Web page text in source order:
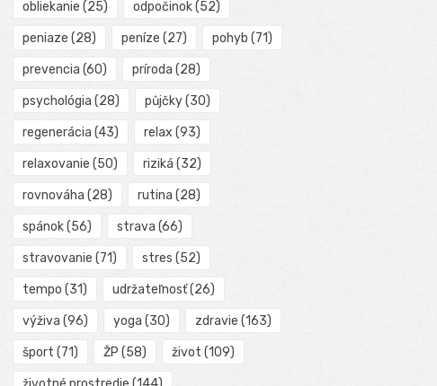
obliekanie (25) odpočinok(52)
peniaze (28) peníze (27) pohyb (71)
prevencia (60) príroda (28)
psychológia (28) půjčky(30)
regenerácia (43) relax (93)
relaxovanie (50) riziká (32)
rovnováha (28) rutina (28)
spánok(56) strava (66)
stravovanie (71) stres (52)
tempo (31) udržateľnosť(26)
výživa (96) yoga (30) zdravie (163)
šport (71) ŽP (58) život (109)